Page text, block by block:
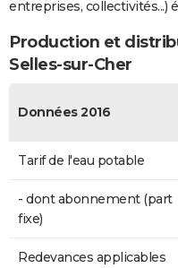
entreprises, collectivités...)
Production et
Selles-sur-Cher
Données 2016
Tarif de l'eau potable
- dont abonnement (part
fixe)
Redevances applicables